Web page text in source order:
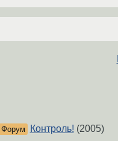
Форум Контроль! (2005)